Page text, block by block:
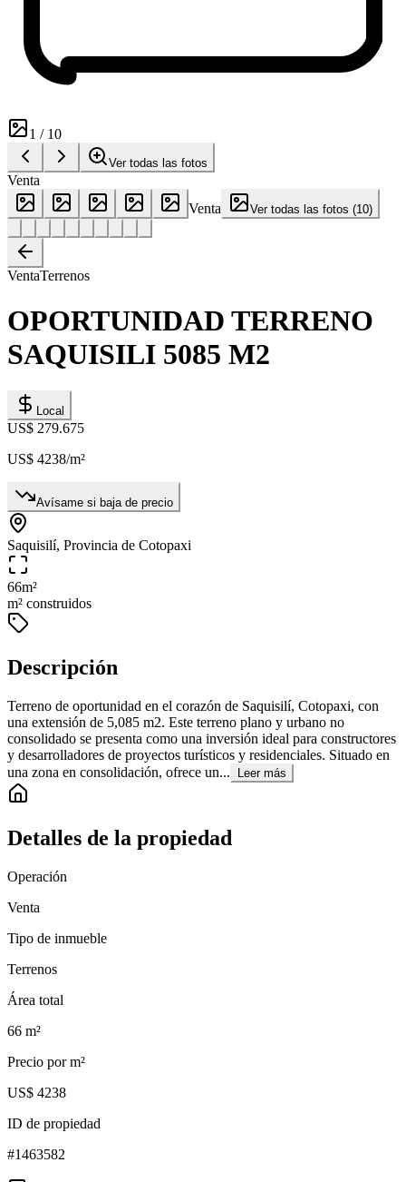
1 / 10
Ver todas las fotos
Venta
Venta
Ver todas las fotos (10)
VentaTerrenos
OPORTUNIDAD TERRENO
SAQUISILI 5085 M2
Local
US$ 279.675
US$ 4238/m²
Avísame si baja de precio
Saquisilí, Provincia de Cotopaxi
66m²
m² construidos
Descripción
Terreno de oportunidad en el corazón de Saquisilí, Cotopaxi, con
una extensión de 5,085 m2. Este terreno plano y urbano no
consolidado se presenta como una inversión ideal para constructores
y desarrolladores de proyectos turísticos y residenciales. Situado en
una zona en consolidación, ofrece un...
Leer más
Detalles de la propiedad
Operación
Venta
Tipo de inmueble
Terrenos
Área total
66 m²
Precio por m²
US$ 4238
ID de propiedad
#1463582